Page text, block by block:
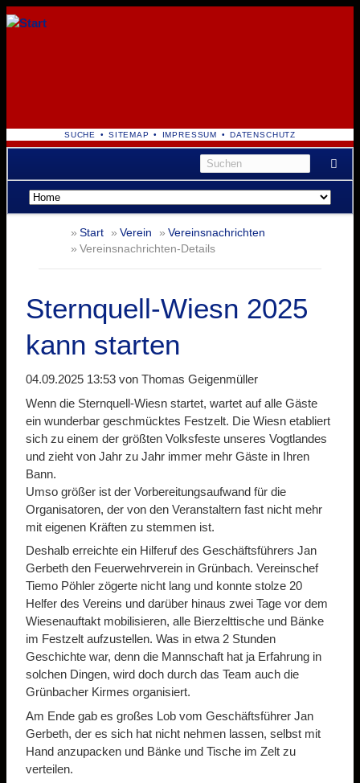
NAVIGATION
ÜBERSPRINGEN
SUCHE SITEMAP IMPRESSUM DATENSCHUTZ
Navigation
überspringen
Start Verein
Vereinsnachrichten
Vereinsnachrichten-Details
Sternquell-Wiesn 2025
kann starten
04.09.2025 13:53 von Thomas Geigenmüller
Wenn die Sternquell-Wiesn startet, wartet auf alle Gäste
ein wunderbar geschmücktes Festzelt. Die Wiesn etabliert
sich zu einem der größten Volksfeste unseres Vogtlandes
und zieht von Jahr zu Jahr immer mehr Gäste in Ihren
Bann.
Umso größer ist der Vorbereitungsaufwand für die
Organisatoren, der von den Veranstaltern fast nicht mehr
mit eigenen Kräften zu stemmen ist.
Deshalb erreichte ein Hilferuf des Geschäftsführers Jan
Gerbeth den Feuerwehrverein in Grünbach. Vereinschef
Tiemo Pöhler zögerte nicht lang und konnte stolze 20
Helfer des Vereins und darüber hinaus zwei Tage vor dem
Wiesenauftakt mobilisieren, alle Bierzelttische und Bänke
im Festzelt aufzustellen. Was in etwa 2 Stunden
Geschichte war, denn die Mannschaft hat ja Erfahrung in
solchen Dingen, wird doch durch das Team auch die
Grünbacher Kirmes organisiert.
Am Ende gab es großes Lob vom Geschäftsführer Jan
Gerbeth, der es sich hat nicht nehmen lassen, selbst mit
Hand anzupacken und Bänke und Tische im Zelt zu
verteilen.